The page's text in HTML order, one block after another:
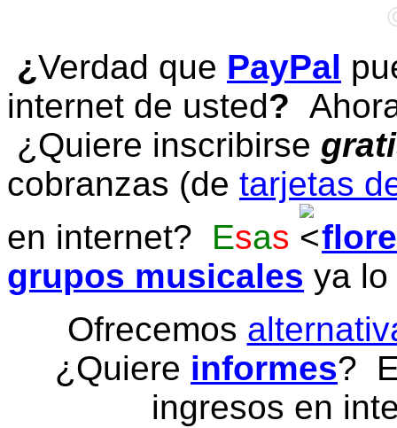
¿Verdad que PayPal
internet de usted?
¿Quiere inscribirse
cobranzas (de tarjetas
en internet? Esas
grupos musicales ya
Ofrecemos
¿Quiere informes?
ingresos en